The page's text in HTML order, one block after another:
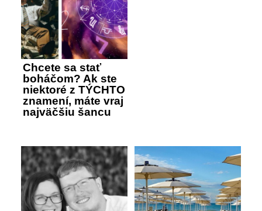
Chcete sa stať
boháčom? Ak ste
niektoré z TÝCHTO
znamení, máte vraj
najväčšiu šancu